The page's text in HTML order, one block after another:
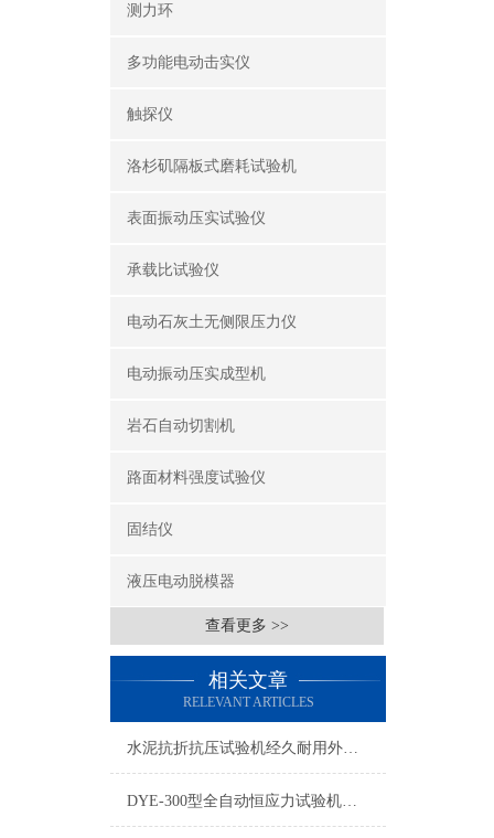
测力环
多功能电动击实仪
触探仪
洛杉矶隔板式磨耗试验机
表面振动压实试验仪
承载比试验仪
电动石灰土无侧限压力仪
电动振动压实成型机
岩石自动切割机
路面材料强度试验仪
固结仪
液压电动脱模器
查看更多 >>
相关文章
RELEVANT ARTICLES
水泥抗折抗压试验机经久耐用外观新颖大气
DYE-300型全自动恒应力试验机操作说明书